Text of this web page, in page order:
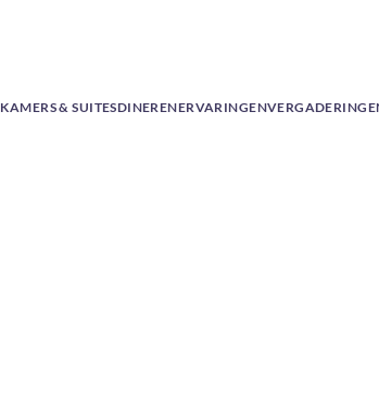
KAMERS & SUITESDINERENERVARINGEN